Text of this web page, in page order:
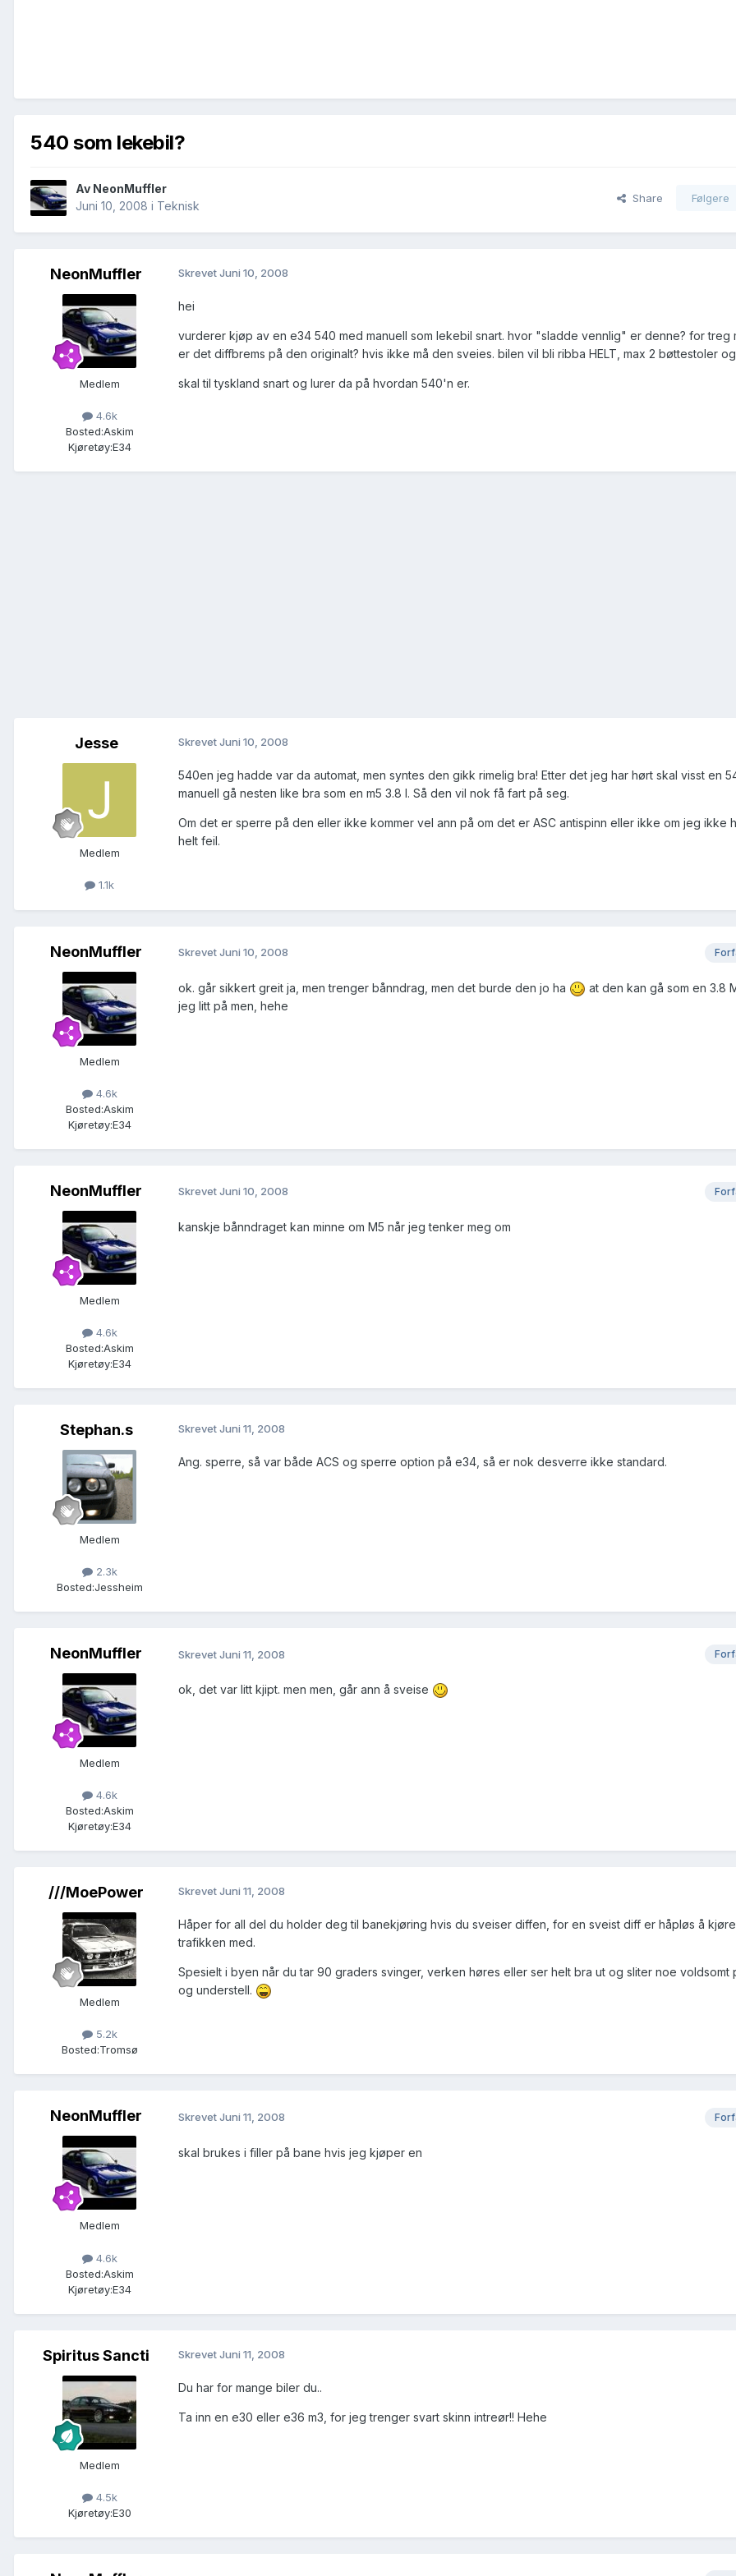
540 som lekebil?
Av NeonMuffler
Juni 10, 2008 i Teknisk
Share Følgere
NeonMuffler
Medlem
4.6k
Bosted:Askim
Kjøretøy:E34
SkrevetJuni 10, 2008
hei
vurderer kjøp av en e34 540 med manuell som lekebil snart. hvor "sladde vennlig" er denne? for treg
er det diffbrems på den originalt? hvis ikke må den sveies. bilen vil bli ribba HELT, max 2 bøttestoler
skal til tyskland snart og lurer da på hvordan 540'n er.
Jesse
Medlem
1.1k
SkrevetJuni 10, 2008
540en jeg hadde var da automat, men syntes den gikk rimelig bra! Etter det jeg har hørt skal visst en
manuell gå nesten like bra som en m5 3.8 l. Så den vil nok få fart på seg.
Om det er sperre på den eller ikke kommer vel ann på om det er ASC antispinn eller ikke om jeg ikke
helt feil.
NeonMuffler
Medlem
4.6k
Bosted:Askim
Kjøretøy:E34
SkrevetJuni 10, 2008
ok. går sikkert greit ja, men trenger bånndrag, men det burde den jo ha
at den kan gå som en 3.8
jeg litt på men, hehe
NeonMuffler
Medlem
4.6k
Bosted:Askim
Kjøretøy:E34
SkrevetJuni 10, 2008
kanskje bånndraget kan minne om M5 når jeg tenker meg om
Stephan.s
Medlem
2.3k
Bosted:Jessheim
SkrevetJuni 11, 2008
Ang. sperre, så var både ACS og sperre option på e34, så er nok desverre ikke standard.
NeonMuffler
Medlem
4.6k
Bosted:Askim
Kjøretøy:E34
SkrevetJuni 11, 2008
ok, det var litt kjipt. men men, går ann å sveise
///MoePower
Medlem
5.2k
Bosted:Tromsø
SkrevetJuni 11, 2008
Håper for all del du holder deg til banekjøring hvis du sveiser diffen, for en sveist diff er håpløs å
trafikken med.
Spesielt i byen når du tar 90 graders svinger, verken høres eller ser helt bra ut og sliter noe voldsomt
og understell.
NeonMuffler
Medlem
4.6k
Bosted:Askim
Kjøretøy:E34
SkrevetJuni 11, 2008
skal brukes i filler på bane hvis jeg kjøper en
Spiritus Sancti
Medlem
4.5k
Kjøretøy:E30
SkrevetJuni 11, 2008
Du har for mange biler du..
Ta inn en e30 eller e36 m3, for jeg trenger svart skinn intreør!! Hehe